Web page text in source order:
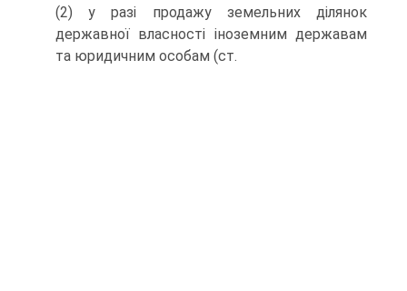
(2) у разі продажу земельних ділянок
державної власності іноземним державам
та юридичним особам (ст.